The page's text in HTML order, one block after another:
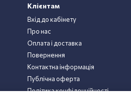
Клієнтам
Вхід до кабінету
Про нас
Оплата і доставка
Повернення
Контактна інформація
Публічна оферта
Політика конфіденційності